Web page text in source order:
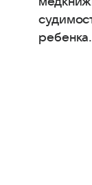
ребенка.